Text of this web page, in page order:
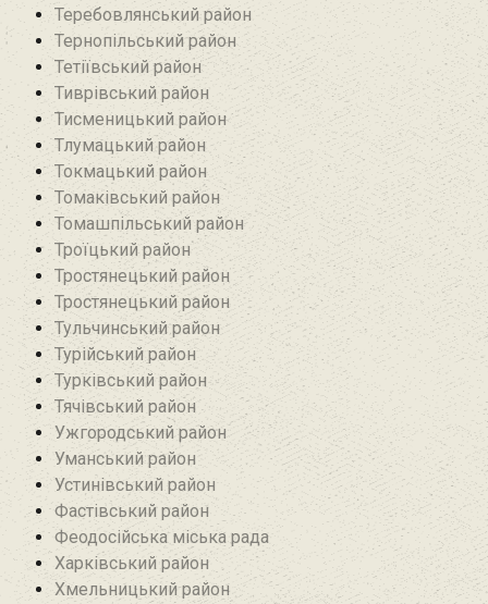
Теребовлянський район
Тернопільський район
Тетіївський район
Тиврівський район
Тисменицький район
Тлумацький район
Токмацький район
Томаківський район
Томашпільський район
Троїцький район‎
Тростянецький район
Тростянецький район
Тульчинський район
Турійський район
Турківський район
Тячівський район
Ужгородський район
Уманський район
Устинівський район
Фастівський район
Феодосійська міська рада
Харківський район
Хмельницький район